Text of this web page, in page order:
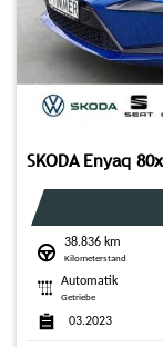
38.836 km
Kilometerstand
Automatik
Getriebe
03.2023